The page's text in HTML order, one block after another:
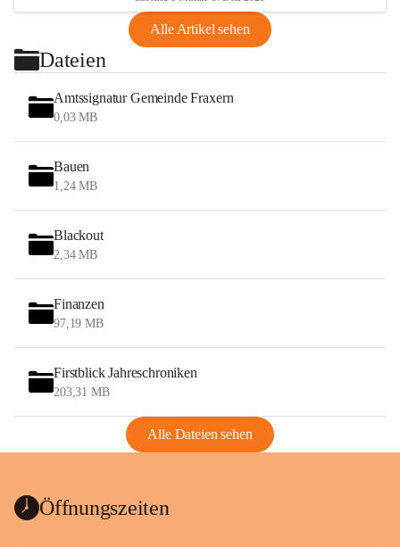
Alle Artikel sehen
Dateien
Amtssignatur Gemeinde Fraxern
0,03 MB
Bauen
1,24 MB
Blackout
2,34 MB
Finanzen
97,19 MB
Firstblick Jahreschroniken
203,31 MB
Alle Dateien sehen
Öffnungszeiten